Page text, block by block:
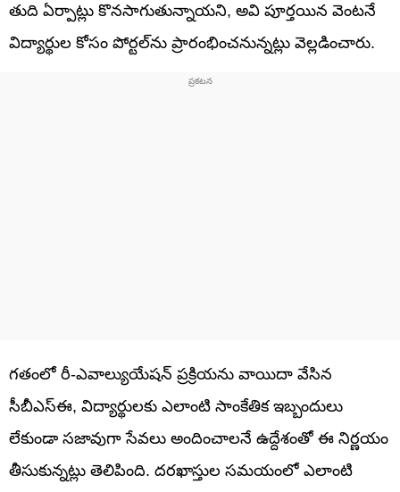
తుది ఏర్పాట్లు కొనసాగుతున్నాయని, అవి పూర్తయిన వెంటనే
విద్యార్థుల కోసం పోర్టల్‌ను ప్రారంభించనున్నట్లు వెల్లడించారు.
గతంలో రీ-ఎవాల్యుయేషన్ ప్రక్రియను వాయిదా వేసిన
సీబీఎస్ఈ, విద్యార్థులకు ఎలాంటి సాంకేతిక ఇబ్బందులు
లేకుండా సజావుగా సేవలు అందించాలనే ఉద్దేశంతో ఈ నిర్ణయం
తీసుకున్నట్లు తెలిపింది. దరఖాస్తుల సమయంలో ఎలాంటి